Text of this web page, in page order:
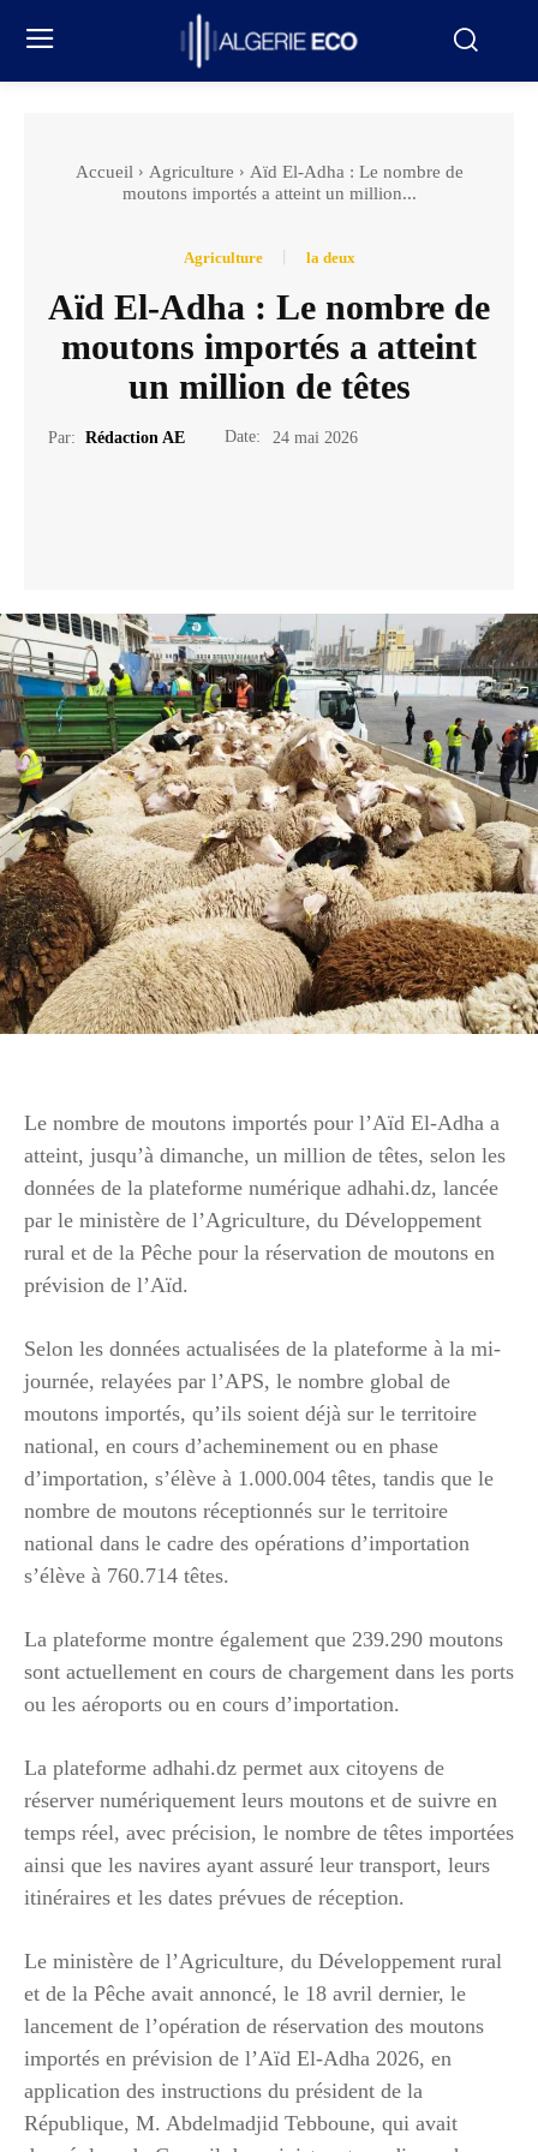
Accueil Agriculture
Aïd El-Adha : Le nombre de
moutons importés a atteint un million...
Agriculture la deux
Aïd El-Adha : Le nombre de
moutons importés a atteint
un million de têtes
Par: Rédaction AE Date: 24 mai 2026
Le nombre de moutons importés pour l’Aïd El-Adha a
atteint, jusqu’à dimanche, un million de têtes, selon les
données de la plateforme numérique adhahi.dz, lancée
par le ministère de l’Agriculture, du Développement
rural et de la Pêche pour la réservation de moutons en
prévision de l’Aïd.
Selon les données actualisées de la plateforme à la mi-
journée, relayées par l’APS, le nombre global de
moutons importés, qu’ils soient déjà sur le territoire
national, en cours d’acheminement ou en phase
d’importation, s’élève à 1.000.004 têtes, tandis que le
nombre de moutons réceptionnés sur le territoire
national dans le cadre des opérations d’importation
s’élève à 760.714 têtes.
La plateforme montre également que 239.290 moutons
sont actuellement en cours de chargement dans les ports
ou les aéroports ou en cours d’importation.
La plateforme adhahi.dz permet aux citoyens de
réserver numériquement leurs moutons et de suivre en
temps réel, avec précision, le nombre de têtes importées
ainsi que les navires ayant assuré leur transport, leurs
itinéraires et les dates prévues de réception.
Le ministère de l’Agriculture, du Développement rural
et de la Pêche avait annoncé, le 18 avril dernier, le
lancement de l’opération de réservation des moutons
importés en prévision de l’Aïd El-Adha 2026, en
application des instructions du président de la
République, M. Abdelmadjid Tebboune, qui avait